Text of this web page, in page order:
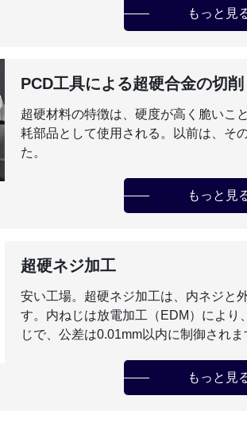
もっと見
PCD工具による超硬合金の切削
超硬材料の特徴は、硬度が高く脆いこ
耗部品として使用される。以前は、そ
た。
もっと見
超硬ネジ加工
安い工場。超硬ネジ加工は、内ネジと
す。内ねじは放電加工（EDM）により
じで、公差は0.01mm以内に制御されま
もっと見